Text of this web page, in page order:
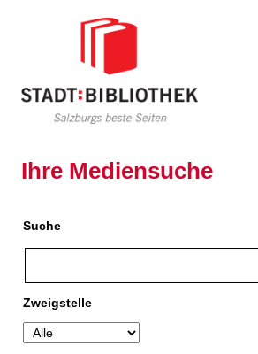
Ihre Mediensuche
Suche
Zweigstelle